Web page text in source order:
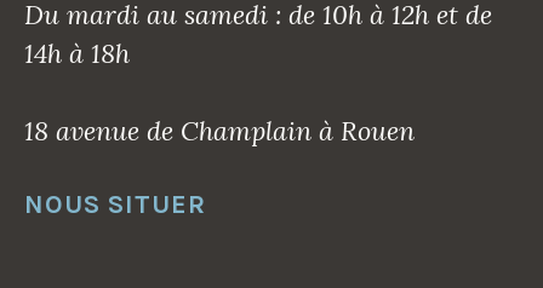
Du mardi au samedi : de 10h à 12h et de
14h à 18h
18 avenue de Champlain à Rouen
NOUS SITUER